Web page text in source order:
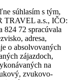
súhlasím s tým,
TRAVEL a.s., IČO:
824 72 spracúvala
adresa,
o absolvovaných
zájazdoch,
na
zvukovo-